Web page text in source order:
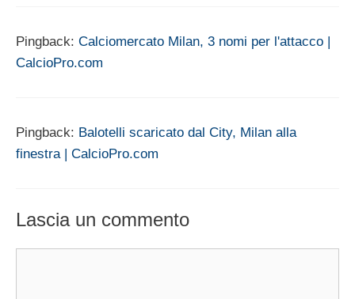
Pingback: Calciomercato Milan, 3 nomi per l'attacco |
CalcioPro.com
Pingback: Balotelli scaricato dal City, Milan alla
finestra | CalcioPro.com
Lascia un commento